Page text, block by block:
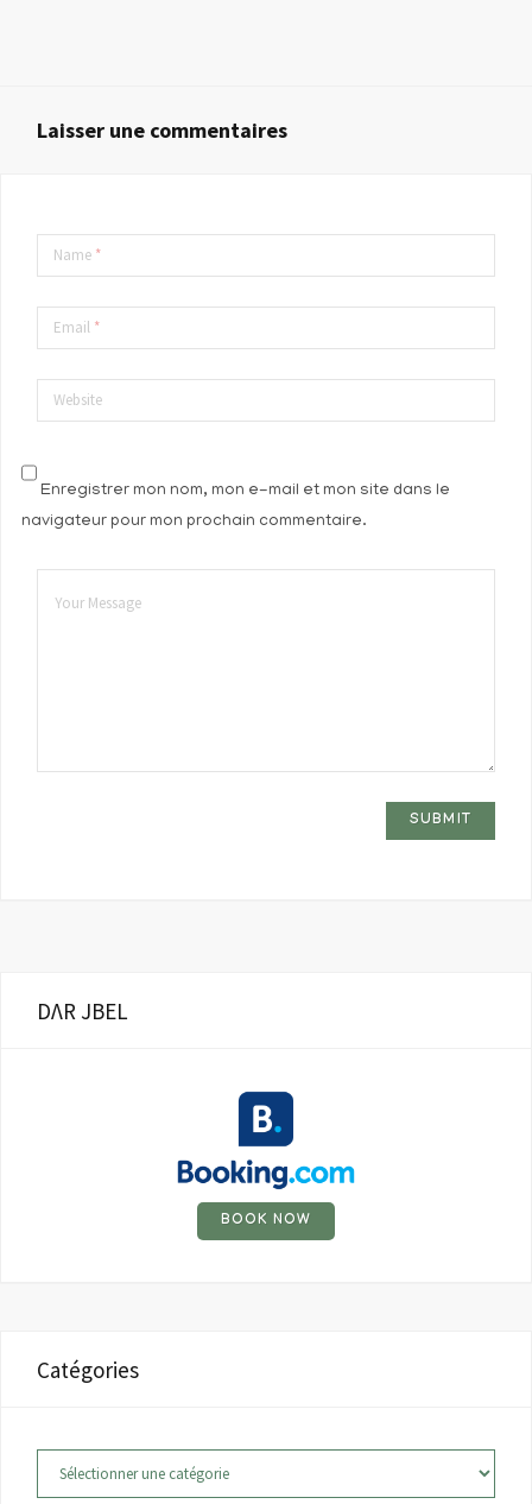
Laisser une commentaires
Name *
Email *
Website
Enregistrer mon nom, mon e-mail et mon site dans le
navigateur pour mon prochain commentaire.
DΛR JBEL
BOOK NOW
Catégories
Catégories